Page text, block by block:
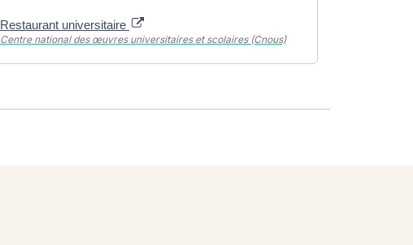
Restaurant universitaire
Centre national des œuvres universitaires et scolaires (Cnous)